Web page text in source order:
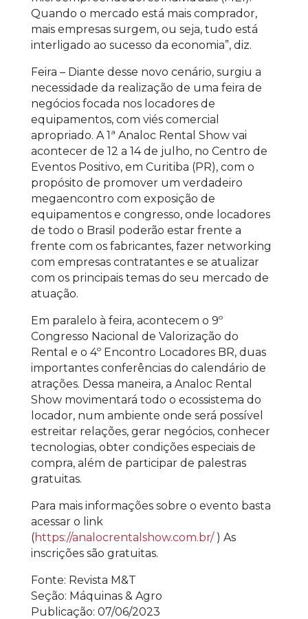
Quando o mercado está mais comprador,
mais empresas surgem, ou seja, tudo está
interligado ao sucesso da economia”, diz.
Feira – Diante desse novo cenário, surgiu a
necessidade da realização de uma feira de
negócios focada nos locadores de
equipamentos, com viés comercial
apropriado. A 1ª Analoc Rental Show vai
acontecer de 12 a 14 de julho, no Centro de
Eventos Positivo, em Curitiba (PR), com o
propósito de promover um verdadeiro
megaencontro com exposição de
equipamentos e congresso, onde locadores
de todo o Brasil poderão estar frente a
frente com os fabricantes, fazer networking
com empresas contratantes e se atualizar
com os principais temas do seu mercado de
atuação.
Em paralelo à feira, acontecem o 9º
Congresso Nacional de Valorização do
Rental e o 4º Encontro Locadores BR, duas
importantes conferências do calendário de
atrações. Dessa maneira, a Analoc Rental
Show movimentará todo o ecossistema do
locador, num ambiente onde será possível
estreitar relações, gerar negócios, conhecer
tecnologias, obter condições especiais de
compra, além de participar de palestras
gratuitas.
Para mais informações sobre o evento basta
acessar o link
(https://analocrentalshow.com.br/) As
inscrições são gratuitas.
Fonte: Revista M&T
Seção: Máquinas & Agro
Publicação: 07/06/2023